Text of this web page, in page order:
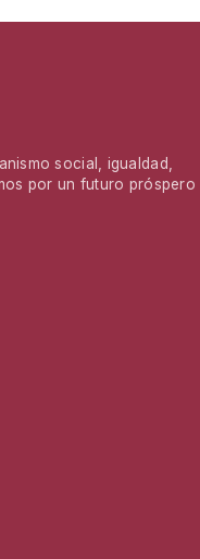
social, igualdad,
por un futuro próspero